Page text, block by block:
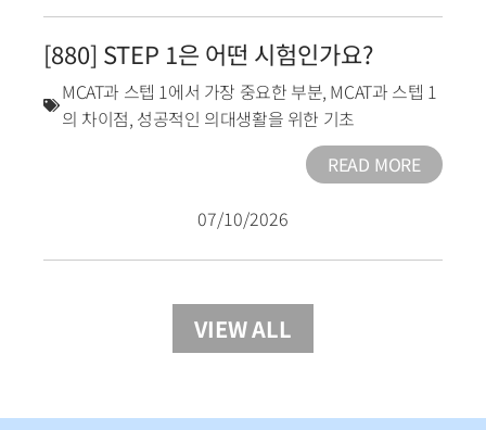
[880] STEP 1은 어떤 시험인가요?
MCAT과 스텝 1에서 가장 중요한 부분, MCAT과 스텝 1
의 차이점, 성공적인 의대생활을 위한 기초
READ MORE
07/10/2026
VIEW ALL